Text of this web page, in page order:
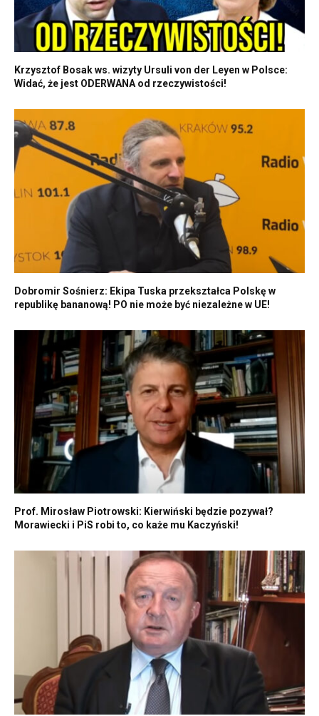
Krzysztof Bosak ws. wizyty Ursuli von der Leyen w Polsce:
Widać, że jest ODERWANA od rzeczywistości!
Dobromir Sośnierz: Ekipa Tuska przekształca Polskę w
republikę bananową! PO nie może być niezależne w UE!
Prof. Mirosław Piotrowski: Kierwiński będzie pozywał?
Morawiecki i PiS robi to, co każe mu Kaczyński!